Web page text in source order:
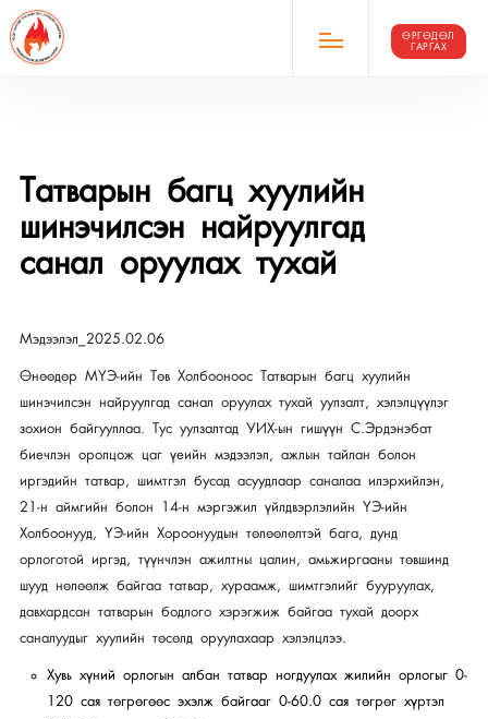
ӨРГӨДӨЛ
ГАРГАХ
Татварын багц хуулийн
шинэчилсэн найруулгад
санал оруулах тухай
Мэдээлэл_2025.02.06
Өнөөдөр МҮЭ-ийн Төв Холбооноос Татварын багц хуулийн
шинэчилсэн найруулгад санал оруулах тухай уулзалт, хэлэлцүүлэг
зохион байгууллаа. Тус уулзалтад УИХ-ын гишүүн С.Эрдэнэбат
биечлэн оролцож цаг үеийн мэдээлэл, ажлын тайлан болон
иргэдийн татвар, шимтгэл бусад асуудлаар саналаа илэрхийлэн,
21-н аймгийн болон 14-н мэргэжил үйлдвэрлэлийн ҮЭ-ийн
Холбоонууд, ҮЭ-ийн Хороонуудын төлөөлөлтэй бага, дунд
орлоготой иргэд, түүнчлэн ажилтны цалин, амьжиргааны төвшинд
шууд нөлөөлж байгаа татвар, хураамж, шимтгэлийг бууруулах,
давхардсан татварын бодлого хэрэгжиж байгаа тухай доорх
саналуудыг хуулийн төсөлд оруулахаар хэлэлцлээ.
Хувь хүний орлогын албан татвар ногдуулах жилийн орлогыг 0-
120 сая төгрөгөөс эхэлж байгааг 0-60.0 сая төгрөг хүртэл